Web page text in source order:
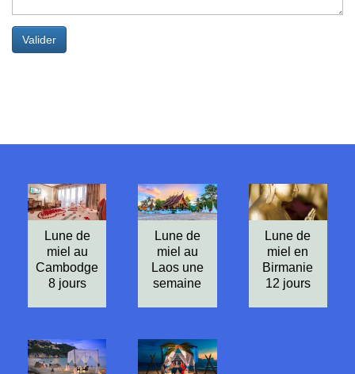
Valider
Lune de
miel au
Cambodge
8 jours
Lune de
miel au
Laos une
semaine
Lune de
miel en
Birmanie
12 jours